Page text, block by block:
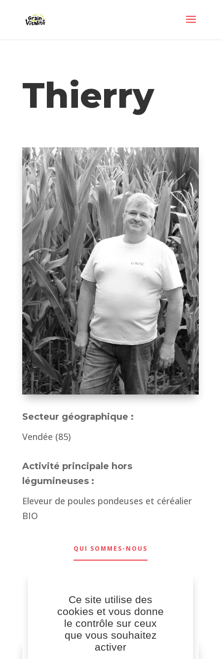
Thierry
Secteur géographique :
Vendée (85)
Activité principale hors
légumineuses :
Eleveur de poules pondeuses et céréalier
BIO
QUI SOMMES-NOUS
Ce site utilise des
cookies et vous donne
le contrôle sur ceux
que vous souhaitez
activer